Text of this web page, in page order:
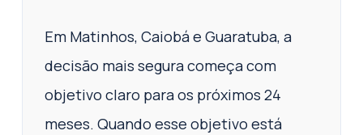
Em Matinhos, Caiobá e Guaratuba, a
decisão mais segura começa com
objetivo claro para os próximos 24
meses. Quando esse objetivo está